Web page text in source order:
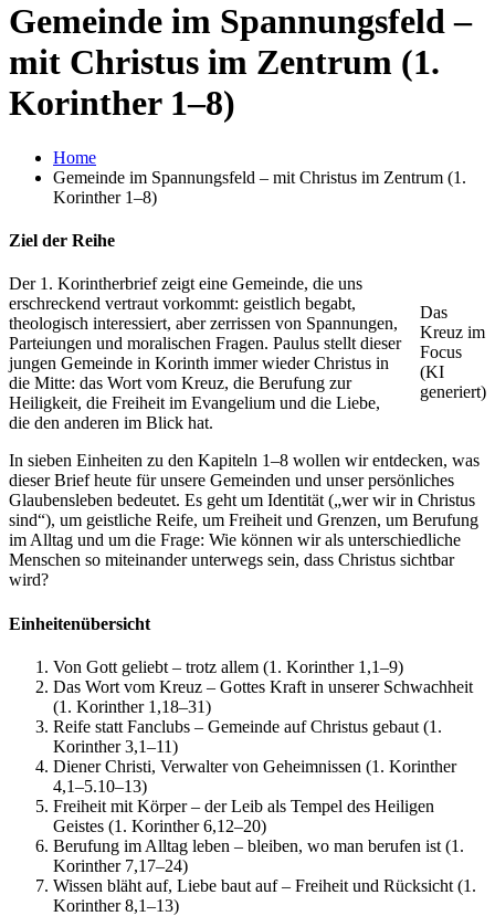
Gemeinde im Spannungsfeld –
mit Christus im Zentrum (1.
Korinther 1–8)
Home
Gemeinde im Spannungsfeld – mit Christus im Zentrum (1.
Korinther 1–8)
Ziel der Reihe
Das
Kreuz im
Focus
(KI
generiert)
Der 1. Korintherbrief zeigt eine Gemeinde, die uns
erschreckend vertraut vorkommt: geistlich begabt,
theologisch interessiert, aber zerrissen von Spannungen,
Parteiungen und moralischen Fragen. Paulus stellt dieser
jungen Gemeinde in Korinth immer wieder Christus in
die Mitte: das Wort vom Kreuz, die Berufung zur
Heiligkeit, die Freiheit im Evangelium und die Liebe,
die den anderen im Blick hat.
In sieben Einheiten zu den Kapiteln 1–8 wollen wir entdecken, was
dieser Brief heute für unsere Gemeinden und unser persönliches
Glaubensleben bedeutet. Es geht um Identität („wer wir in Christus
sind“), um geistliche Reife, um Freiheit und Grenzen, um Berufung
im Alltag und um die Frage: Wie können wir als unterschiedliche
Menschen so miteinander unterwegs sein, dass Christus sichtbar
wird?
Einheitenübersicht
Von Gott geliebt – trotz allem (1. Korinther 1,1–9)
Das Wort vom Kreuz – Gottes Kraft in unserer Schwachheit
(1. Korinther 1,18–31)
Reife statt Fanclubs – Gemeinde auf Christus gebaut (1.
Korinther 3,1–11)
Diener Christi, Verwalter von Geheimnissen (1. Korinther
4,1–5.10–13)
Freiheit mit Körper – der Leib als Tempel des Heiligen
Geistes (1. Korinther 6,12–20)
Berufung im Alltag leben – bleiben, wo man berufen ist (1.
Korinther 7,17–24)
Wissen bläht auf, Liebe baut auf – Freiheit und Rücksicht (1.
Korinther 8,1–13)